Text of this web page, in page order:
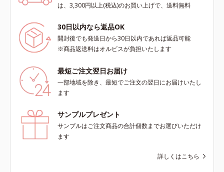
います。
は、3,300円以上(税込)のお買い上げで、送料無料
30日以内なら返品OK
開封後でも発送日から30日以内であれば返品可能
※商品返送料はオルビスが負担いたします
最短ご注文翌日お届け
一部地域を除き、最短でご注文の翌日にお届けいたし
ます
サンプルプレゼント
サンプルはご注文商品の合計個数までお選びいただけ
ます
詳しくはこちら